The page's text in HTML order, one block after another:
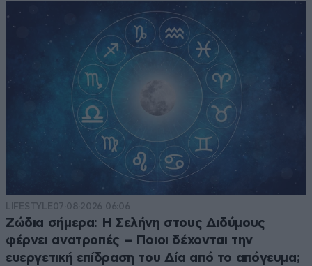
LIFESTYLE07·08·2026 06:06
Ζώδια σήμερα: Η Σελήνη στους Διδύμους
φέρνει ανατροπές – Ποιοι δέχονται την
ευεργετική επίδραση του Δία από το απόγευμα;